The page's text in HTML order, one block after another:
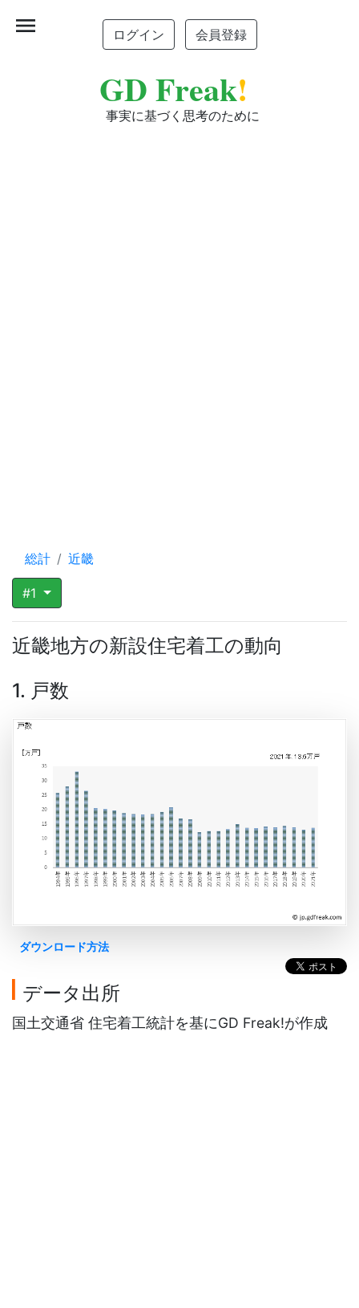
ログイン 会員登録
GD Freak!
事実に基づく思考のために
menu
総計 近畿
#1
近畿地方の新設住宅着工の動向
1. 戸数
ダウンロード方法
データ出所
国土交通省 住宅着工統計を基にGD Freak!が作成